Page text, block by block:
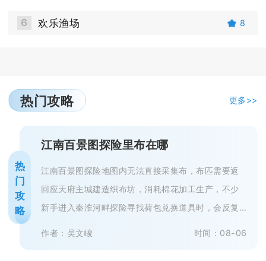
6 欢乐渔场 8
热门攻略 更多>>
热
门
攻
略
江南百景图探险里布在哪
江南百景图探险地图内无法直接采集布，布匹需要返
回应天府主城建造织布坊，消耗棉花加工生产，不少
新手进入秦淮河畔探险寻找荷包兑换道具时，会反复
作者：吴文峻 时间：08-06